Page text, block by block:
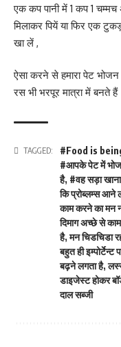
एक कप पानी में 1 कप 1
मिलाकर पियें या फिर एक
खा लें ,
ऐसा करने से हमारा पेट
रस भी भरपूर मात्रा में बनते हैं
TAGGED: #Food is
#आपके पेट में
है, #वह सड़ा
कि प्रोब्लम्स आने
काम करने का मन
दिमाग अच्छे से
है,मन चिडचिडा
बहुत ही इम्पोर्टेन्ट
बढ़ने लगता है,
डाइजेस्ट होकर
दाल सब्जी